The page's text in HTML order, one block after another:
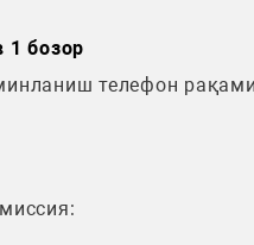
1 бозор
телефон